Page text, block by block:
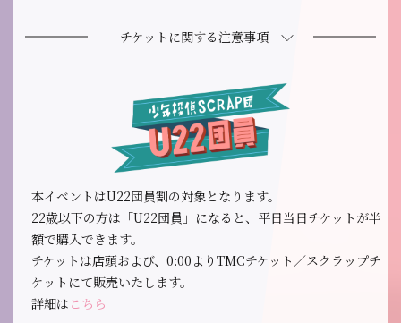
チケットに関する注意事項
本イベントはU22団員割の対象となります。
22歳以下の方は「U22団員」になると、平日当日チケットが半
額で購入できます。
チケットは店頭および、0:00よりTMCチケット／スクラップチ
ケットにて販売いたします。
詳細は こちら